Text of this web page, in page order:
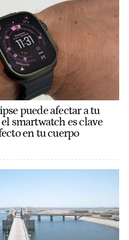
puede afectar a tu
smartwatch es clave
en tu cuerpo